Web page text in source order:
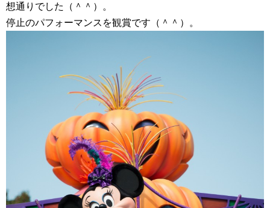
想通りでした（＾＾）。
停止のパフォーマンスを観賞です（＾＾）。